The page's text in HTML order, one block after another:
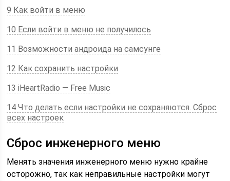
9 Как войти в меню
10 Если войти в меню не получилось
11 Возможности андроида на самсунге
12 Как сохранить настройки
13 iHeartRadio — Free Music
14 Что делать если настройки не сохраняются. Сброс
всех настроек
Сброс инженерного меню
Менять значения инженерного меню нужно крайне
осторожно, так как неправильные настройки могут